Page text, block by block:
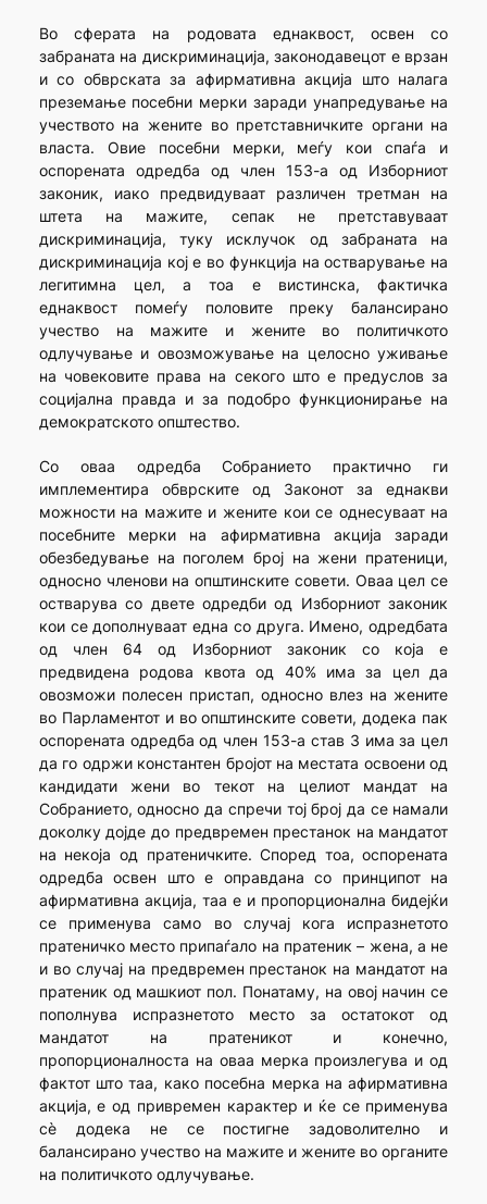
Во сферата на родовата еднаквост, освен со
забраната на дискриминација, законодавецот е врзан
и со обврската за афирмативна акција што налага
преземање посебни мерки заради унапредување на
учеството на жените во претставничките органи на
власта. Овие посебни мерки, меѓу кои спаѓа и
оспорената одредба од член 153-а од Изборниот
законик, иако предвидуваат различен третман на
штета на мажите, сепак не претставуваат
дискриминација, туку исклучок од забраната на
дискриминација кој е во функција на остварување на
легитимна цел, а тоа е вистинска, фактичка
еднаквост помеѓу половите преку балансирано
учество на мажите и жените во политичкото
одлучување и овозможување на целосно уживање
на човековите права на секого што е предуслов за
социјална правда и за подобро функционирање на
демократското општество.
Со оваа одредба Собранието практично ги
имплементира обврските од Законот за еднакви
можности на мажите и жените кои се однесуваат на
посебните мерки на афирмативна акција заради
обезбедување на поголем број на жени пратеници,
односно членови на општинските совети. Оваа цел се
остварува со двете одредби од Изборниот законик
кои се дополнуваат една со друга. Имено, одредбата
од член 64 од Изборниот законик со која е
предвидена родова квота од 40% има за цел да
овозможи полесен пристап, односно влез на жените
во Парламентот и во општинските совети, додека пак
оспорената одредба од член 153-а став 3 има за цел
да го одржи константен бројот на местата освоени од
кандидати жени во текот на целиот мандат на
Собранието, односно да спречи тој број да се намали
доколку дојде до предвремен престанок на мандатот
на некоја од пратеничките. Според тоа, оспорената
одредба освен што е оправдана со принципот на
афирмативна акција, таа е и пропорционална бидејќи
се применува само во случај кога испразнетото
пратеничко место припаѓало на пратеник – жена, а не
и во случај на предвремен престанок на мандатот на
пратеник од машкиот пол. Понатаму, на овој начин се
пополнува испразнетото место за остатокот од
мандатот на пратеникот и конечно,
пропорционалноста на оваа мерка произлегува и од
фактот што таа, како посебна мерка на афирмативна
акција, е од привремен карактер и ќе се применува
сѐ додека не се постигне задоволително и
балансирано учество на мажите и жените во органите
на политичкото одлучување.